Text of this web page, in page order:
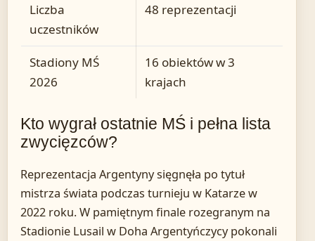
Liczba
uczestników
48 reprezentacji
Stadiony MŚ
2026
16 obiektów w 3
krajach
Kto wygrał ostatnie MŚ i pełna lista
zwycięzców?
Reprezentacja Argentyny sięgnęła po tytuł
mistrza świata podczas turnieju w Katarze w
2022 roku. W pamiętnym finale rozegranym na
Stadionie Lusail w Doha Argentyńczycy pokonali